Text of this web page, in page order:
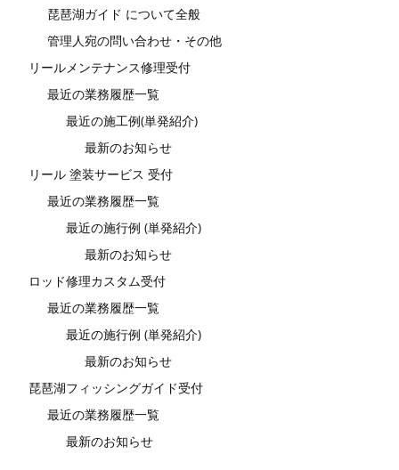
琵琶湖ガイド について全般
管理人宛の問い合わせ・その他
リールメンテナンス修理受付
最近の業務履歴一覧
最近の施工例(単発紹介)
最新のお知らせ
リール 塗装サービス 受付
最近の業務履歴一覧
最近の施行例 (単発紹介)
最新のお知らせ
ロッド修理カスタム受付
最近の業務履歴一覧
最近の施行例 (単発紹介)
最新のお知らせ
琵琶湖フィッシングガイド受付
最近の業務履歴一覧
最新のお知らせ